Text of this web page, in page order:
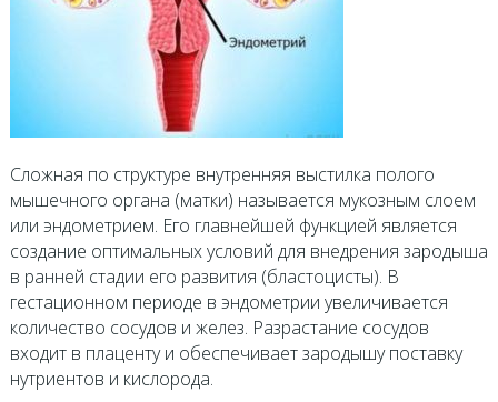
Сложная по структуре внутренняя выстилка полого
мышечного органа (матки) называется мукозным слоем
или эндометрием. Его главнейшей функцией является
создание оптимальных условий для внедрения зародыша
в ранней стадии его развития (бластоцисты). В
гестационном периоде в эндометрии увеличивается
количество сосудов и желез. Разрастание сосудов
входит в плаценту и обеспечивает зародышу поставку
нутриентов и кислорода.